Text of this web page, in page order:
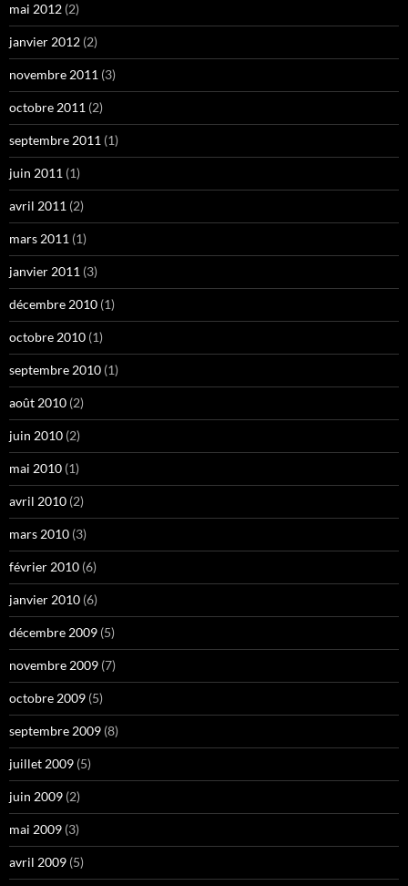
mai 2012 (2)
janvier 2012 (2)
novembre 2011 (3)
octobre 2011 (2)
septembre 2011 (1)
juin 2011 (1)
avril 2011 (2)
mars 2011 (1)
janvier 2011 (3)
décembre 2010 (1)
octobre 2010 (1)
septembre 2010 (1)
août 2010 (2)
juin 2010 (2)
mai 2010 (1)
avril 2010 (2)
mars 2010 (3)
février 2010 (6)
janvier 2010 (6)
décembre 2009 (5)
novembre 2009 (7)
octobre 2009 (5)
septembre 2009 (8)
juillet 2009 (5)
juin 2009 (2)
mai 2009 (3)
avril 2009 (5)